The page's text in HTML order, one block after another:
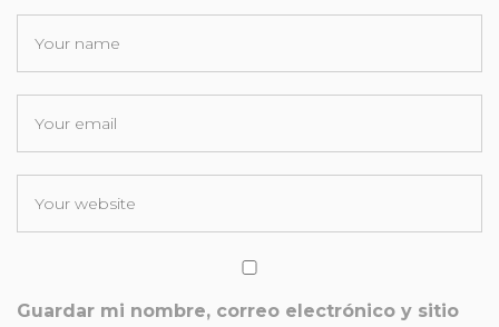
Guardar mi nombre, correo electrónico y sitio